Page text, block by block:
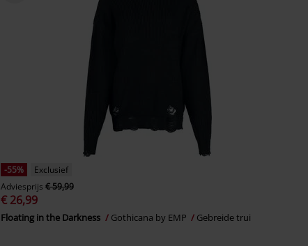
-55%
Exclusief
Adviesprijs € 59,99
€ 26,99
Floating in the Darkness Gothicana by EMP Gebreide trui